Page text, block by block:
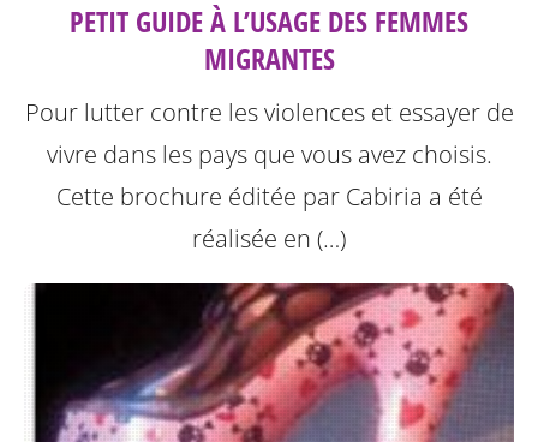
PETIT GUIDE À L’USAGE DES FEMMES
MIGRANTES
Pour lutter contre les violences et essayer de
vivre dans les pays que vous avez choisis.
Cette brochure éditée par Cabiria a été
réalisée en (…)